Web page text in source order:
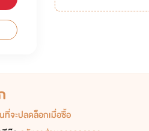
ที่จะปลดล็อกเมื่อซื้อ